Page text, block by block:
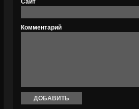
Сайт
Комментарий